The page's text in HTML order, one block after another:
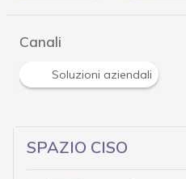
Canali
Soluzioni aziendali
SPAZIO CISO